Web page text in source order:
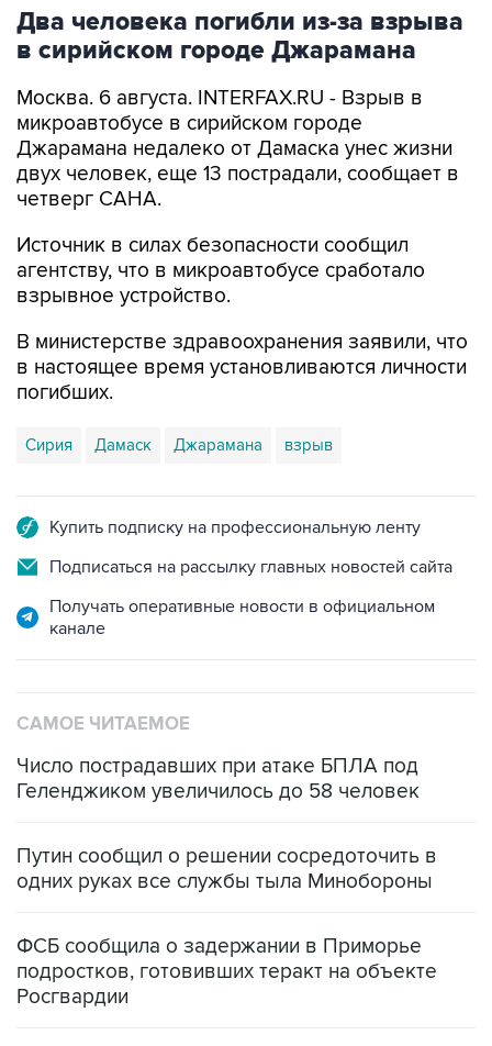
Два человека погибли из-за взрыва
в сирийском городе Джарамана
Москва. 6 августа. INTERFAX.RU - Взрыв в
микроавтобусе в сирийском городе
Джарамана недалеко от Дамаска унес жизни
двух человек, еще 13 пострадали, сообщает в
четверг САНА.
Источник в силах безопасности сообщил
агентству, что в микроавтобусе сработало
взрывное устройство.
В министерстве здравоохранения заявили, что
в настоящее время установливаются личности
погибших.
Сирия Дамаск Джарамана взрыв
Купить подписку на профессиональную ленту
Подписаться на рассылку главных новостей сайта
Получать оперативные новости в официальном
канале
САМОЕ ЧИТАЕМОЕ
Число пострадавших при атаке БПЛА под
Геленджиком увеличилось до 58 человек
Путин сообщил о решении сосредоточить в
одних руках все службы тыла Минобороны
ФСБ сообщила о задержании в Приморье
подростков, готовивших теракт на объекте
Росгвардии